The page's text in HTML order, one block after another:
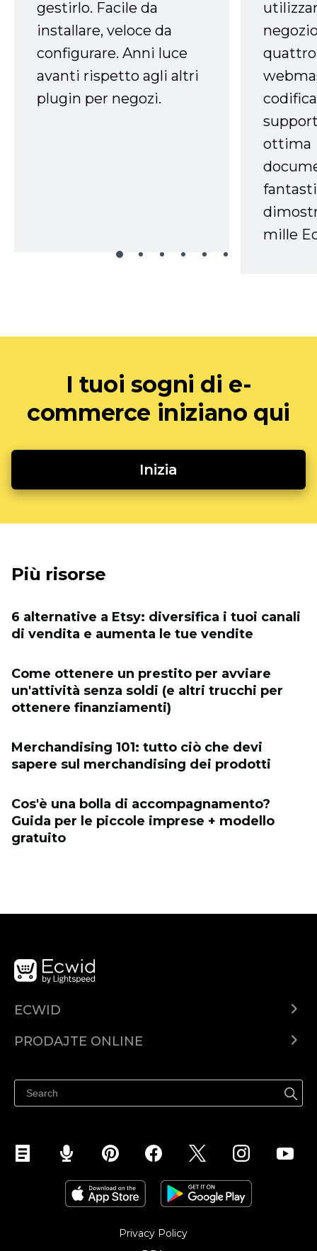
gestirlo. Facile da
installare, veloce da
configurare. Anni luce
avanti rispetto agli altri
plugin per negozi.
ottima
mille
I tuoi sogni di e-
commerce iniziano qui
Inizia
Più risorse
6 alternative a Etsy: diversifica i tuoi canali
di vendita e aumenta le tue vendite
Come ottenere un prestito per avviare
un'attività senza soldi (e altri trucchi per
ottenere finanziamenti)
Merchandising 101: tutto ciò che devi
sapere sul merchandising dei prodotti
Cos'è una bolla di accompagnamento?
Guida per le piccole imprese + modello
gratuito
ECWID
PRODAJTE ONLINE
Privacy Policy